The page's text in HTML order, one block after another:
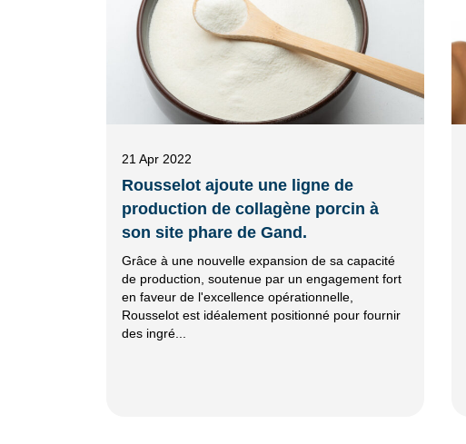
21 Apr 2022
Rousselot ajoute une ligne de
production de collagène porcin à
son site phare de Gand.
Grâce à une nouvelle expansion de sa capacité
de production, soutenue par un engagement fort
en faveur de l'excellence opérationnelle,
Rousselot est idéalement positionné pour fournir
des ingré...